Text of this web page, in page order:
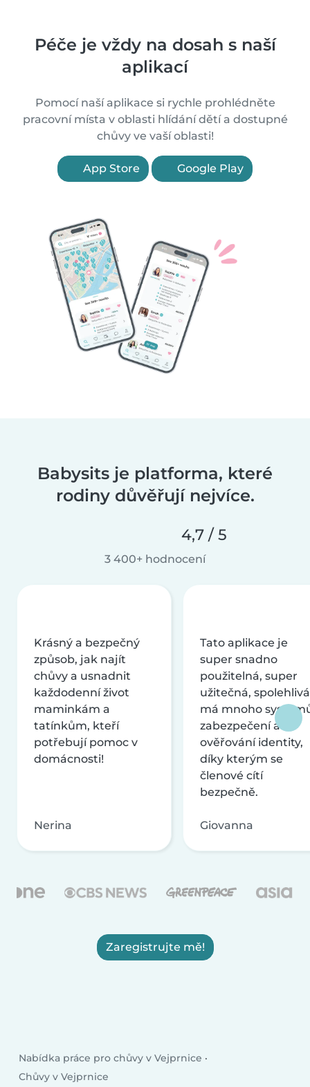
Péče je vždy na dosah s naší
aplikací
Pomocí naší aplikace si rychle prohlédněte
pracovní místa v oblasti hlídání dětí a dostupné
chůvy ve vaší oblasti!
App Store Google Play
Babysits je platforma, které
rodiny důvěřují nejvíce.
4,7 / 5
3 400+ hodnocení
Krásný a bezpečný
způsob, jak najít
chůvy a usnadnit
každodenní život
maminkám a
tatínkům, kteří
potřebují pomoc v
domácnosti!
Nerina
Tato aplikace je
super snadno
použitelná, super
užitečná,
má mnoho
zabezpečení a
ověřování identity,
díky kterým se
členové cítí
bezpečně.
Giovanna
Zaregistrujte mě!
Nabídka práce pro chůvy v Vejprnice
Chůvy v Vejprnice